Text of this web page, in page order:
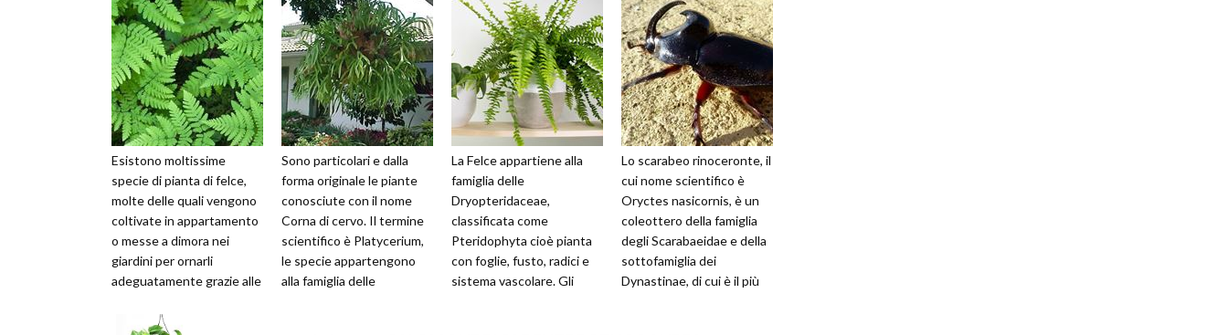
Esistono moltissime
specie di pianta di felce,
molte delle quali vengono
coltivate in appartamento
o messe a dimora nei
giardini per ornarli
adeguatamente grazie alle
colori s...
Sono particolari e dalla
forma originale le piante
conosciute con il nome
Corna di cervo. Il termine
scientifico è Platycerium,
le specie appartengono
alla famiglia delle
La Felce appartiene alla
famiglia delle
Dryopteridaceae,
classificata come
Pteridophyta cioè pianta
con foglie, fusto, radici e
sistema vascolare. Gli
Lo scarabeo rinoceronte, il
cui nome scientifico è
Oryctes nasicornis, è un
coleottero della famiglia
degli Scarabaeidae e della
sottofamiglia dei
Dynastinae, di cui è il più